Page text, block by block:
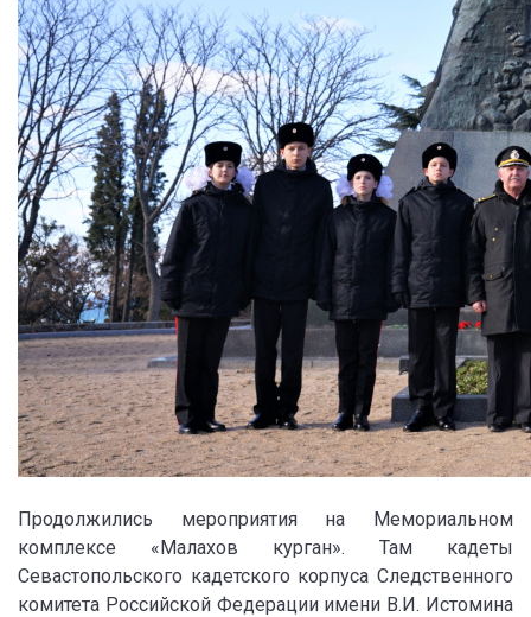
Продолжились мероприятия на Мемориальном
комплексе «Малахов курган». Там кадеты
Севастопольского кадетского корпуса Следственного
комитета Российской Федерации имени В.И. Истомина